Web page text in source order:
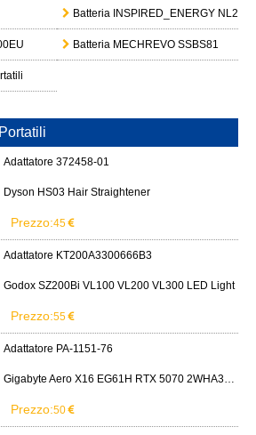
Batteria INSPIRED_ENERGY
Batteria MECHREVO SSBS81
Adattatore 372458-01
Dyson HS03 Hair Straightener
Prezzo:45
Adattatore KT200A3300666B3
Godox SZ200Bi VL100 VL200 VL300 LED Light
Prezzo:55
Adattatore PA-1151-76
Gigabyte Aero X16 EG61H RTX 5070 2WHA3USC64AH LITEON PA-1151-76 150W adapter
Prezzo:50